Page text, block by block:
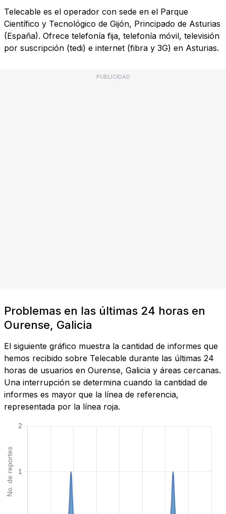
Telecable es el operador con sede en el Parque
Científico y Tecnológico de Gijón, Principado de Asturias
(España). Ofrece telefonía fija, telefonía móvil, televisión
por suscripción (tedi) e internet (fibra y 3G) en Asturias.
PUBLICIDAD
Problemas en las últimas 24 horas en
Ourense, Galicia
El siguiente gráfico muestra la cantidad de informes que
hemos recibido sobre Telecable durante las últimas 24
horas de usuarios en Ourense, Galicia y áreas cercanas.
Una interrupción se determina cuando la cantidad de
informes es mayor que la línea de referencia,
representada por la línea roja.